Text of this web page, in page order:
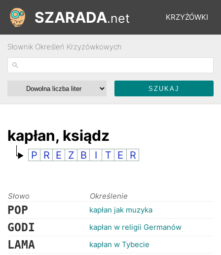
KRZYŻÓWKI
ŁAMIGŁÓWKI
RANKINGI
SZARADA.net
Słownik Określeń Krzyżówkowych
kapłan, ksiądz
P R E Z B I T E R
Słowo Określenie
POP kapłan jak muzyka
GODI kapłan w religii Germanów
LAMA kapłan w Tybecie